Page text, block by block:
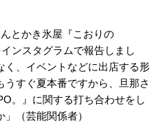
とかき氷屋『こおりの
ンスタグラムで報告しまし
く、イベントなどに出店する形
すぐ夏本番ですから、旦那さ
。』に関する打ち合わせをし
（芸能関係者）